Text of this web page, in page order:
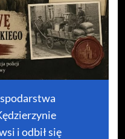
i odbił się